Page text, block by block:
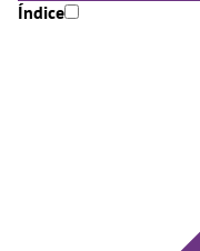
Índice